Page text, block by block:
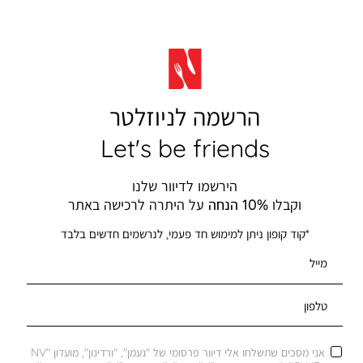
הרשמה לניוזלטר
Let's be friends
הירשמו לדיוור שלנו
וקבלו 10% הנחה על היתרה לרכישה באתר
*קוד קופון ניתן למימוש חד פעמי, לנרשמים חדשים בלבד
מייל
טלפון
אני מסכים שתשלחו אלי דיוור פרסומי של "נעמן", "ורדינון", מועדון "NV